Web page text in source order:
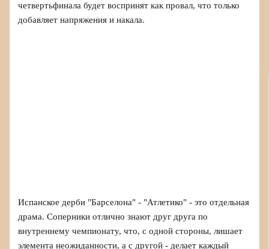
четвертьфинала будет воспринят как провал, что только
добавляет напряжения и накала.
Испанское дерби "Барселона" - "Атлетико" - это отдельная
драма. Соперники отлично знают друг друга по
внутреннему чемпионату, что, с одной стороны, лишает
элементa неожиданности, а с другой - делает каждый